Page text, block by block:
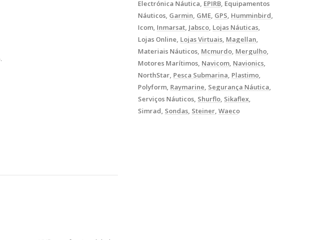
Electrónica Náutica EPIRB Equipamentos
Náuticos Garmin GME GPS Humminbird
Icom Inmarsat Jabsco Lojas Náuticas
Lojas Online Lojas Virtuais Magellan
Materiais Náuticos Mcmurdo Mergulho
Motores Marítimos Navicom Navionics
NorthStar Pesca Submarina Plastimo
Polyform Raymarine Segurança Náutica
Serviços Náuticos Shurflo Sikaflex
Simrad Sondas Steiner Waeco